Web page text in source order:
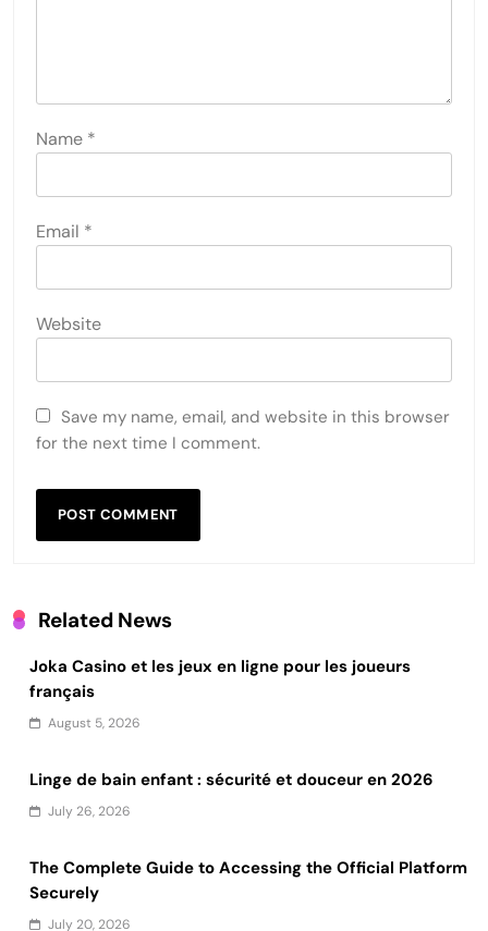
Name *
Email *
Website
Save my name, email, and website in this browser
for the next time I comment.
Related News
Joka Casino et les jeux en ligne pour les joueurs
français
August 5, 2026
Linge de bain enfant : sécurité et douceur en 2026
July 26, 2026
The Complete Guide to Accessing the Official Platform
Securely
July 20, 2026